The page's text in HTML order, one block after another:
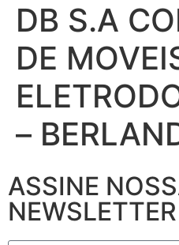
DB S.A
DE
–
ASSINE
NEWSLETTER